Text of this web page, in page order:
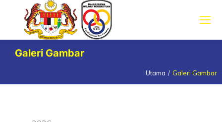
Galeri Gambar
Utama Galeri Gambar